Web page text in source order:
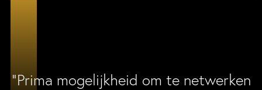
“Prima mogelijkheid om te netwerken